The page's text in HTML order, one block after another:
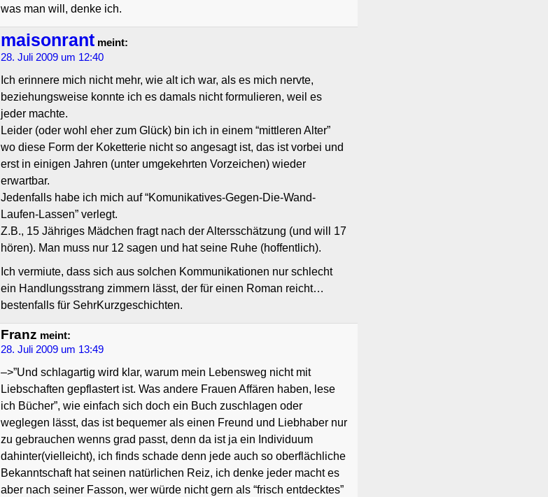
was man will, denke ich.
maisonrant meint:
28. Juli 2009 um 12:40
Ich erinnere mich nicht mehr, wie alt ich war, als es mich nervte,
beziehungsweise konnte ich es damals nicht formulieren, weil es
jeder machte.
Leider (oder wohl eher zum Glück) bin ich in einem “mittleren Alter”
wo diese Form der Koketterie nicht so angesagt ist, das ist vorbei und
erst in einigen Jahren (unter umgekehrten Vorzeichen) wieder
erwartbar.
Jedenfalls habe ich mich auf “Komunikatives-Gegen-Die-Wand-
Laufen-Lassen” verlegt.
Z.B., 15 Jähriges Mädchen fragt nach der Altersschätzung (und will 17
hören). Man muss nur 12 sagen und hat seine Ruhe (hoffentlich).
Ich vermiute, dass sich aus solchen Kommunikationen nur schlecht
ein Handlungsstrang zimmern lässt, der für einen Roman reicht…
bestenfalls für SehrKurzgeschichten.
Franz meint:
28. Juli 2009 um 13:49
–>”Und schlagartig wird klar, warum mein Lebensweg nicht mit
Liebschaften gepflastert ist. Was andere Frauen Affären haben, lese
ich Bücher”, wie einfach sich doch ein Buch zuschlagen oder
weglegen lässt, das ist bequemer als einen Freund und Liebhaber nur
zu gebrauchen wenns grad passt, denn da ist ja ein Individuum
dahinter(vielleicht), ich finds schade denn jede auch so oberflächliche
Bekanntschaft hat seinen natürlichen Reiz, ich denke jeder macht es
aber nach seiner Fasson, wer würde nicht gern als “frisch entdecktes”